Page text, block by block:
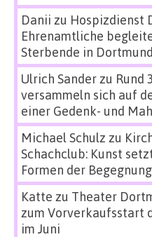
Danii zu Hospizdienst
Ehrenamtliche
Sterbende in Dortmund
Ulrich Sanderzu Rund
versammeln sich auf
einer Gedenk- und
Michael Schulz zu
Schachclub: Kunst
Formen der Begegnung
Katte zu Theater
zum Vorverkaufsstart
im Juni